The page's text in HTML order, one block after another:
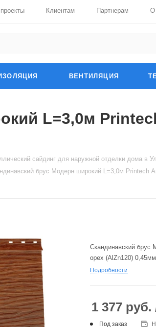
Клиентам Партнерам О
ВЕНТИЛЯЦИЯ
L=3,0м
сайдинг для наружной отделки дома в
брус Модерн широкий L=3,0м Printech
Скандинавский брус
орех (AlZn120) 0,45мм
Подробности
1 377 руб.
Под заказ